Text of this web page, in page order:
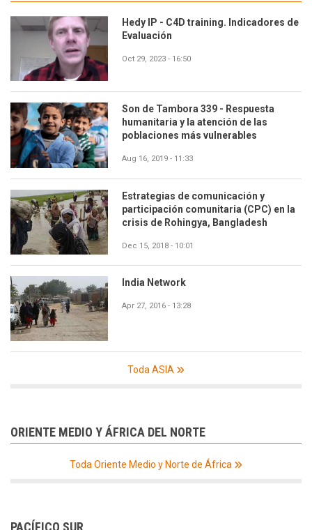
Hedy IP - C4D training. Indicadores de
Evaluación
Oct 29, 2023 - 16:50
Son de Tambora 339 - Respuesta
humanitaria y la atención de las
poblaciones más vulnerables
Aug 16, 2019 - 11:33
Estrategias de comunicación y
participación comunitaria (CPC) en la
crisis de Rohingya, Bangladesh
Dec 15, 2018 - 10:01
India Network
Apr 27, 2016 - 13:28
Toda ASIA
ORIENTE MEDIO Y ÁFRICA DEL NORTE
Toda Oriente Medio y Norte de África
PACÍFICO SUR